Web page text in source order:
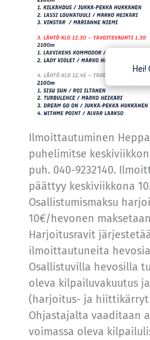
Ilmoittautuminen
puhelimitse
puh. 040-9232140.
päättyy keskiviikkona
Osallistumismaksu
10€/hevonen
Harjoitusravit
ilmoittautuneita
Osallistuvilla hevosilla
oleva kilpailuvakuutus
(harjoitus- ja hiittikärryt
Ohjastajalta vaaditaan
voimassa oleva